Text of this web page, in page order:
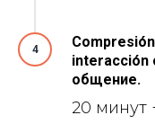
4
interacción
общение.
20 минут